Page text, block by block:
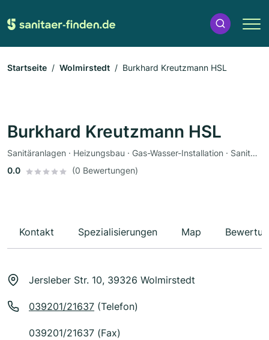
Startseite Wolmirstedt Burkhard Kreutzmann HSL
Burkhard Kreutzmann HSL
Sanitäranlagen · Heizungsbau · Gas-Wasser-Installation · Sanitärinstallateur
0.0
(0 Bewertungen)
Kontakt Spezialisierungen Map
Jersleber Str. 10, 39326 Wolmirstedt
039201/21637 (Telefon)
039201/21637 (Fax)